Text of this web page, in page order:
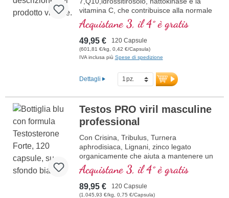
vitamina C, che contribuisce alla normale
formazione del collagene per la normale
funzione dei vasi sanguigni. Le vitamine
del gruppo B sono presenti in forma
bioattiva.
Acquistane 3, il 4° è gratis
49,95 € 120 Capsule
(601,81 €/kg, 0,42 €/Capsula)
IVA inclusa più Spese di spedizione
Dettagli
Testos PRO viril masculine
professional
Con Crisina, Tribulus, Turnera
aphrodisiaca, Lignani, zinco legato
organicamente che aiuta a mantenere un
normale livello di testosterone nel sangue,
la sintesi proteica, il metabolismo dei
carboidrati, gli acidi grassi e il
metabolismo dei macronutrienti
Acquistane 3, il 4° è gratis
89,95 € 120 Capsule
(1.045,93 €/kg, 0,75 €/Capsula)